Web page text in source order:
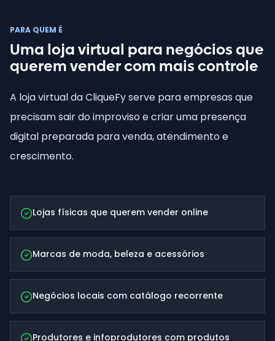
PARA QUEM É
Uma loja virtual para negócios que
querem vender com mais controle
A loja virtual da CliqueFy serve para empresas que
precisam sair do improviso e criar uma presença
digital preparada para venda, atendimento e
crescimento.
Lojas físicas que querem vender online
Marcas de moda, beleza e acessórios
Negócios locais com catálogo recorrente
Produtores e infoprodutores com produtos